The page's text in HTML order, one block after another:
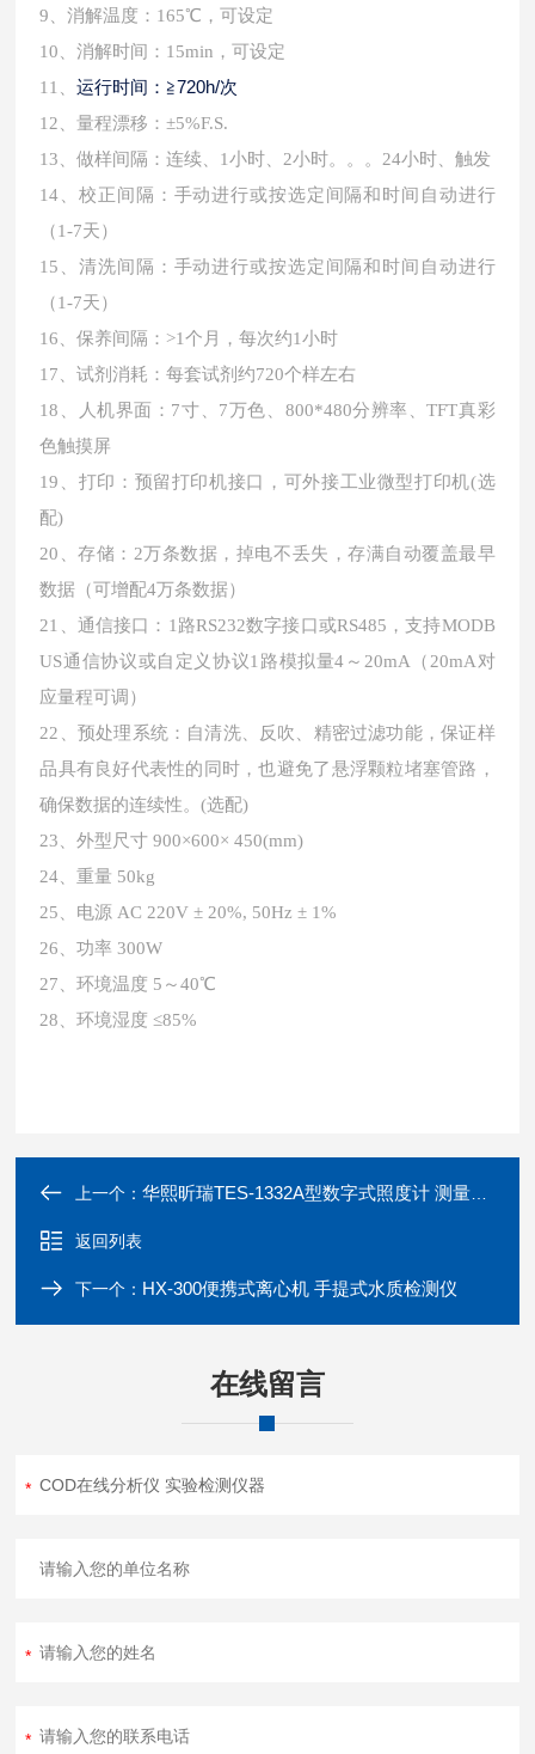
9、消解温度：165℃，可设定
10、消解时间：15min，可设定
11、运行时间：≧720h/次
12、量程漂移：±5%F.S.
13、做样间隔：连续、1小时、2小时。。。24小时、触发
14、校正间隔：手动进行或按选定间隔和时间自动进行
（1-7天）
15、清洗间隔：手动进行或按选定间隔和时间自动进行
（1-7天）
16、保养间隔：>1个月，每次约1小时
17、试剂消耗：每套试剂约720个样左右
18、人机界面：7寸、7万色、800*480分辨率、TFT真彩
色触摸屏
19、打印：预留打印机接口，可外接工业微型打印机(选
配)
20、存储：2万条数据，掉电不丢失，存满自动覆盖最早
数据（可增配4万条数据）
21、通信接口：1路RS232数字接口或RS485，支持MODB
US通信协议或自定义协议1路模拟量4～20mA（20mA对
应量程可调）
22、预处理系统：自清洗、反吹、精密过滤功能，保证样
品具有良好代表性的同时，也避免了悬浮颗粒堵塞管路，
确保数据的连续性。(选配)
23、外型尺寸 900×600× 450(mm)
24、重量 50kg
25、电源 AC 220V ± 20%, 50Hz ± 1%
26、功率 300W
27、环境温度 5～40℃
28、环境湿度 ≤85%
上一个：华熙昕瑞TES-1332A型数字式照度计 测量准确
返回列表
下一个： HX-300便携式离心机 手提式水质检测仪
在线留言